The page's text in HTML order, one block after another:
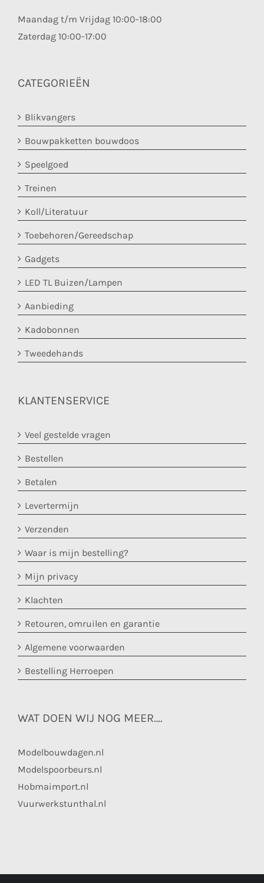
Maandag t/m Vrijdag 10:00-18:00
Zaterdag 10:00-17:00
CATEGORIEËN
Blikvangers
Bouwpakketten bouwdoos
Speelgoed
Treinen
Koll/Literatuur
Toebehoren/Gereedschap
Gadgets
LED TL Buizen/Lampen
Aanbieding
Kadobonnen
Tweedehands
KLANTENSERVICE
Veel gestelde vragen
Bestellen
Betalen
Levertermijn
Verzenden
Waar is mijn bestelling?
Mijn privacy
Klachten
Retouren, omruilen en garantie
Algemene voorwaarden
Bestelling Herroepen
WAT DOEN WIJ NOG MEER….
Modelbouwdagen.nl
Modelspoorbeurs.nl
Hobmaimport.nl
Vuurwerkstunthal.nl